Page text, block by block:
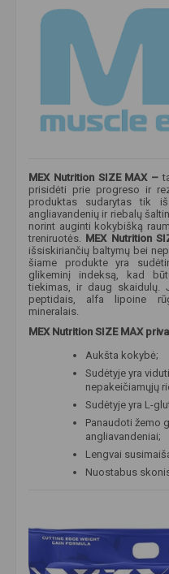
MEX Nutrition SIZE MAX –
prisidėti prie progreso ir
produktas sudarytas tik
angliavandenių ir riebalų
norint auginti kokybišką
treniruotės. MEX Nutrition
išsiskiriančių baltymų bei
šiame produkte yra
glikeminį indeksą, kad
tiekimas, ir daug skaidulų.
peptidais, alfa lipoine
mineralais.
MEX Nutrition SIZE MAX
Aukšta kokybė;
Sudėtyje yra
nepakeičiamųjų
Sudėtyje yra L-
Panaudoti žemo
angliavandeniai;
Lengvai
Nuostabus